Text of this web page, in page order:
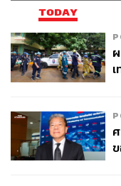
เมื่อ Nissan ไร้ผู้สนั
ประกอบการที่ย่ำแย่ ดั
ลง 93% ในช่วงครึ่ง
9,000 คน และลดกำลั
จึงทำให้ Nissan มีคว
คล้ายกับช่วงก่อนที่
จำเป็นต้องหาทางออ
Renault
TODAY